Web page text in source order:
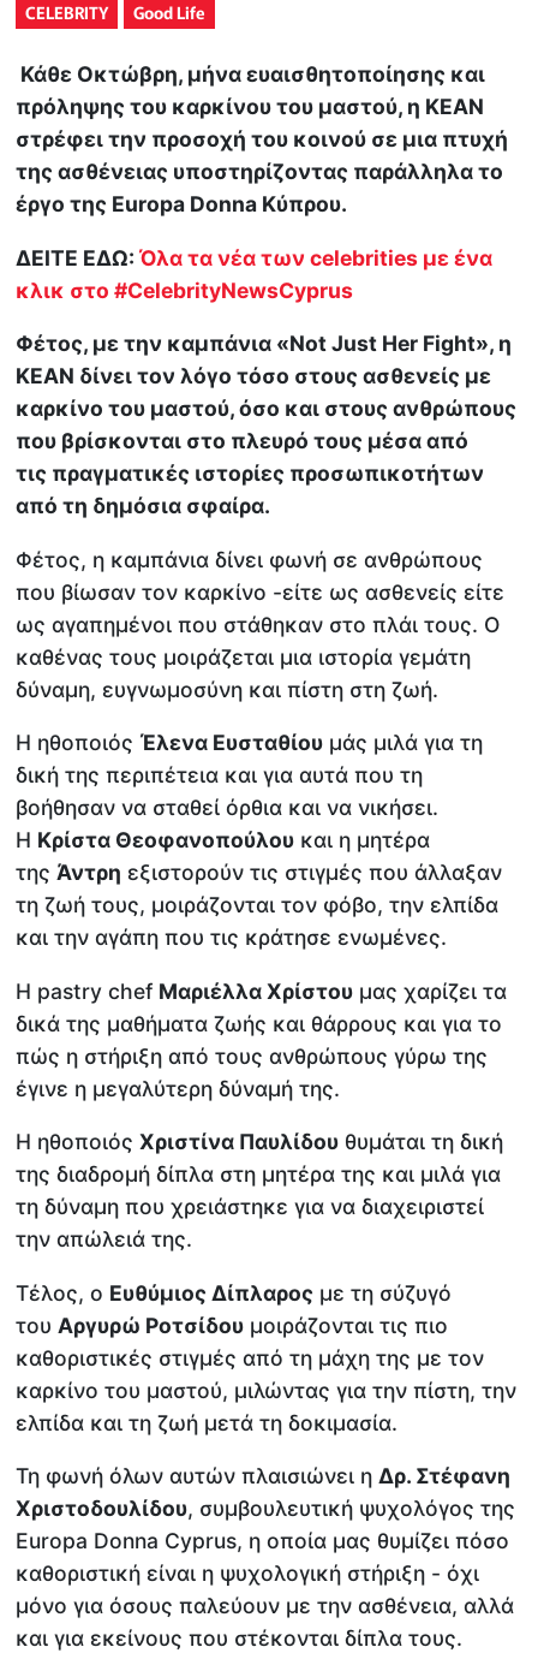
CELEBRITY Good Life
Κάθε Οκτώβρη, μήνα ευαισθητοποίησης και
πρόληψης του καρκίνου του μαστού, η KEAN
στρέφει την προσοχή του κοινού σε μια πτυχή
της ασθένειας υποστηρίζοντας παράλληλα το
έργο της Europa Donna Κύπρου.
ΔΕΙΤΕ ΕΔΩ:Όλα τα νέα των celebrities με ένα
κλικ στο #CelebrityNewsCyprus
Φέτος, με την καμπάνια «Not Just Her Fight», η
ΚΕΑΝ δίνει τον λόγο τόσο στους ασθενείς με
καρκίνο του μαστού, όσο και στους ανθρώπους
που βρίσκονται στο πλευρό τους μέσα από
τις πραγματικές ιστορίες προσωπικοτήτων
από τη δημόσια σφαίρα.
Φέτος, η καμπάνια δίνει φωνή σε ανθρώπους
που βίωσαν τον καρκίνο -είτε ως ασθενείς είτε
ως αγαπημένοι που στάθηκαν στο πλάι τους. Ο
καθένας τους μοιράζεται μια ιστορία γεμάτη
δύναμη, ευγνωμοσύνη και πίστη στη ζωή.
Η ηθοποιός Έλενα Ευσταθίου μάς μιλά για τη
δική της περιπέτεια και για αυτά που τη
βοήθησαν να σταθεί όρθια και να νικήσει.
Η Κρίστα Θεοφανοπούλου και η μητέρα
τηςΆντρη εξιστορούν τις στιγμές που άλλαξαν
τη ζωή τους, μοιράζονται τον φόβο, την ελπίδα
και την αγάπη που τις κράτησε ενωμένες.
Η pastry chef Μαριέλλα Χρίστου μας χαρίζει τα
δικά της μαθήματα ζωής και θάρρους και για το
πώς η στήριξη από τους ανθρώπους γύρω της
έγινε η μεγαλύτερη δύναμή της.
Η ηθοποιόςΧριστίνα Παυλίδου θυμάται τη δική
της διαδρομή δίπλα στη μητέρα της και μιλά για
τη δύναμη που χρειάστηκε για να διαχειριστεί
την απώλειά της.
Τέλος, ο Ευθύμιος Δίπλαρος με τη σύζυγό
του Αργυρώ Ροτσίδου μοιράζονται τις πιο
καθοριστικές στιγμές από τη μάχη της με τον
καρκίνο του μαστού, μιλώντας για την πίστη, την
ελπίδα και τη ζωή μετά τη δοκιμασία.
Τη φωνή όλων αυτών πλαισιώνει ηΔρ. Στέφανη
Χριστοδουλίδου, συμβουλευτική ψυχολόγος της
Europa Donna Cyprus, η οποία μας θυμίζει πόσο
καθοριστική είναι η ψυχολογική στήριξη - όχι
μόνο για όσους παλεύουν με την ασθένεια, αλλά
και για εκείνους που στέκονται δίπλα τους.